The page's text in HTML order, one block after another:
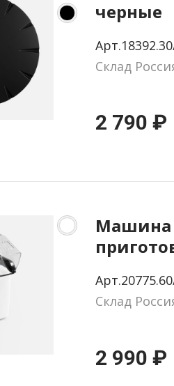
черные
Склад
2 790 ₽
Машина
Twist,
Склад
2 990 ₽